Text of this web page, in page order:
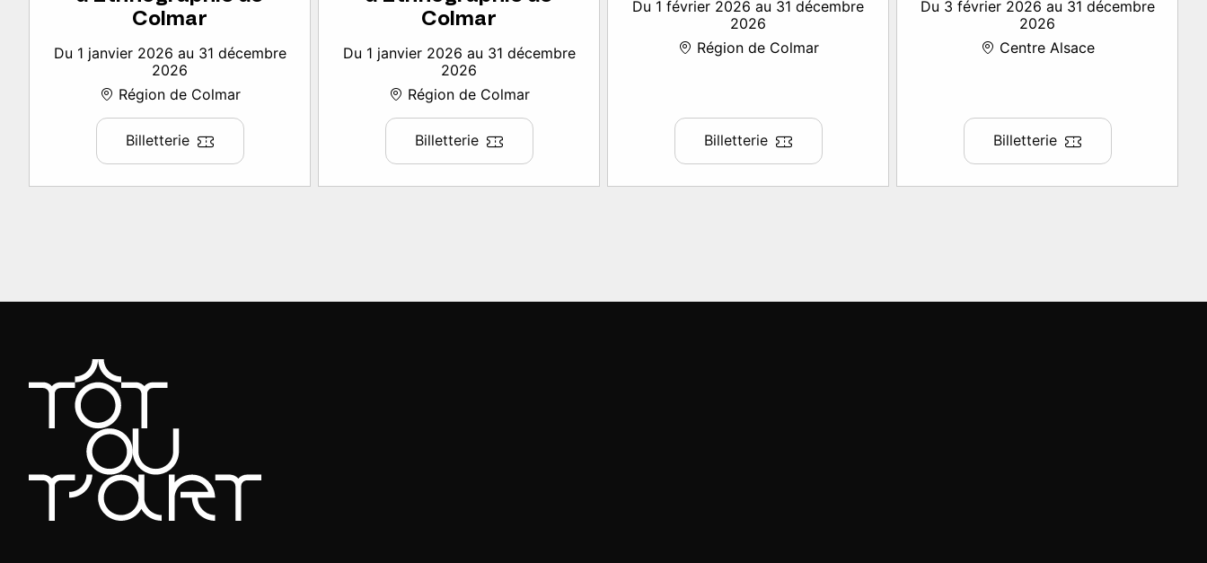
Colmar
Du 1 janvier 2026 au 31 décembre
2026
Région de Colmar
Billetterie
Colmar
Du 1 janvier 2026 au 31 décembre
2026
Région de Colmar
Billetterie
Du 1 février 2026 au 31 décembre
2026
Région de Colmar
Billetterie
Du 3 février 2026 au 31 décembre
2026
Centre Alsace
Billetterie